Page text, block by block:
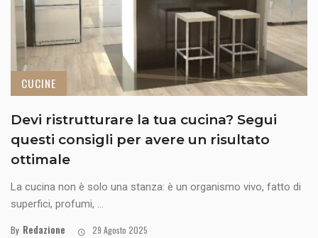
CUCINE
Devi ristrutturare la tua cucina? Segui
questi consigli per avere un risultato
ottimale
La cucina non è solo una stanza: è un organismo vivo, fatto di
superfici, profumi, ...
By Redazione 29 Agosto 2025